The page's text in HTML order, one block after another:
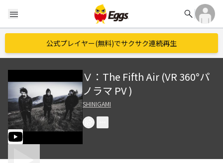
menu search
公式プレイヤー(無料)でサクサク連続再生
Ⅴ：The Fifth Air (VR 360°パ
ノラマ PV )
SHINIGAMI